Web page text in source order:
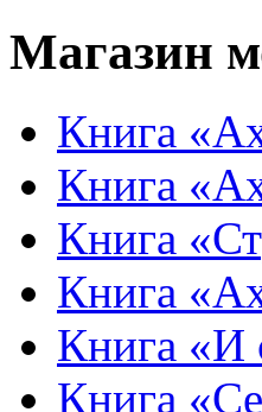
Магазин
Книга
Книга
Книга
Книга
Книга «И
Книга